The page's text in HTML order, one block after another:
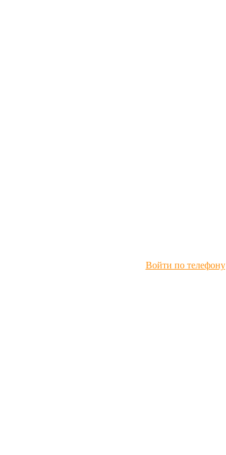
Войти по телефону